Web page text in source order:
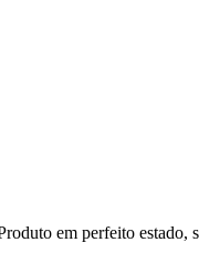
em perfeito estado,